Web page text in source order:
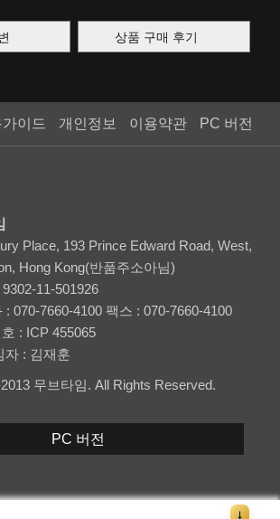
상품 구매 후기
이드 개인정보 이용약관 PC 버전
Place, 193 Prince Edward Road, West,
Hong Kong(반품주소아님)
11-501926
: 070-7660-4100 팩스 : 070-7660-4100
: ICP 455065
자 : 김재훈
무브타임. All Rights Reserved.
PC 버전
↓